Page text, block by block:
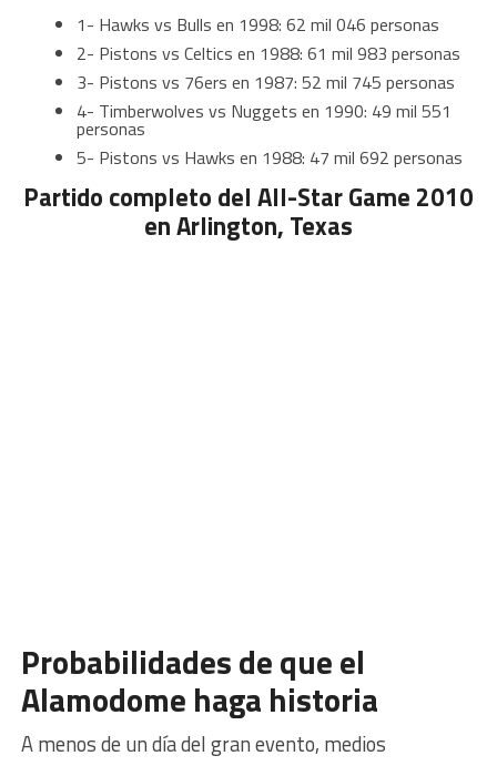
1- Hawks vs Bulls en 1998: 62 mil 046 personas
2- Pistons vs Celtics en 1988: 61 mil 983 personas
3- Pistons vs 76ers en 1987: 52 mil 745 personas
4- Timberwolves vs Nuggets en 1990: 49 mil 551
personas
5- Pistons vs Hawks en 1988: 47 mil 692 personas
Partido completo del All-Star Game 2010
en Arlington, Texas
Probabilidades de que el
Alamodome haga historia
A menos de un día del gran evento, medios